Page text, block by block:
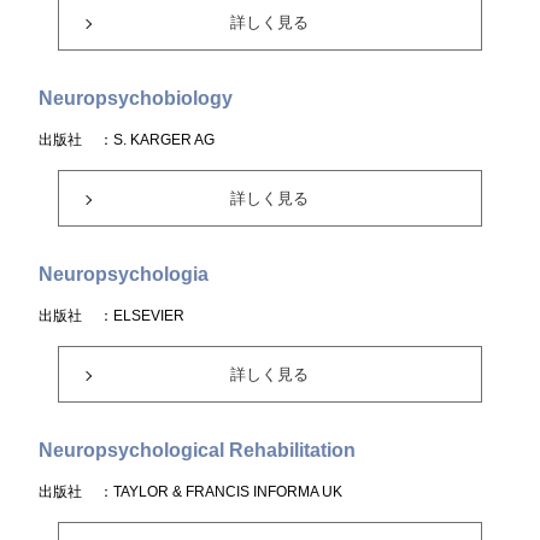
詳しく見る
Neuropsychobiology
出版社 ：S. KARGER AG
詳しく見る
Neuropsychologia
出版社 ：ELSEVIER
詳しく見る
Neuropsychological Rehabilitation
出版社 ：TAYLOR & FRANCIS INFORMA UK